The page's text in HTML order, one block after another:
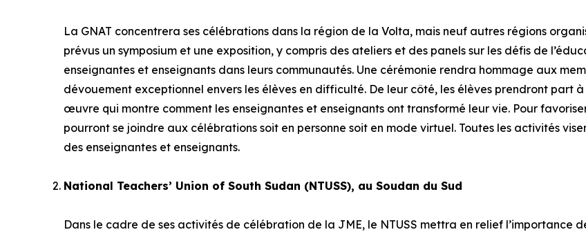
La GNAT concentrera ses célébrations dans la région de la Volta, mais neuf autres régions
prévus un symposium et une exposition, y compris des ateliers et des panels sur les défis de
enseignantes et enseignants dans leurs communautés. Une cérémonie rendra hommage aux
dévouement exceptionnel envers les élèves en difficulté. De leur côté, les élèves prendront part
œuvre qui montre comment les enseignantes et enseignants ont transformé leur vie. Pour
pourront se joindre aux célébrations soit en personne soit en mode virtuel. Toutes les activités
des enseignantes et enseignants.
National Teachers’ Union of South Sudan (NTUSS), au Soudan du Sud
Dans le cadre de ses activités de célébration de la JME, le NTUSS mettra en relief l’importance